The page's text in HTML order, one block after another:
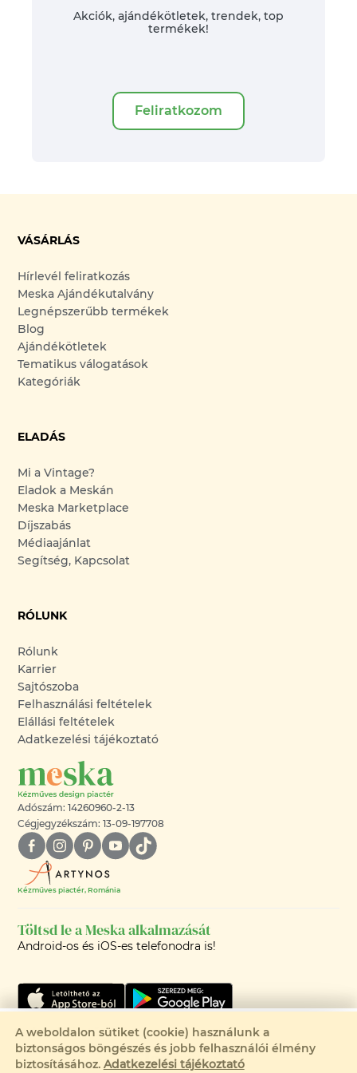
Csak 1 elérhető
Eladva
Akciók, ajándékötletek, trendek, top
termékek!
Feliratkozom
VÁSÁRLÁS
Hírlevél feliratkozás
Meska Ajándékutalvány
Legnépszerűbb termékek
Blog
Ajándékötletek
Tematikus válogatások
Kategóriák
ELADÁS
Mi a Vintage?
Eladok a Meskán
Meska Marketplace
Díjszabás
Médiaajánlat
Segítség, Kapcsolat
RÓLUNK
Rólunk
Karrier
Sajtószoba
Felhasználási feltételek
Elállási feltételek
Adatkezelési tájékoztató
Adószám: 14260960-2-13
Cégjegyzékszám: 13-09-197708
Kézműves piactér, Románia
Töltsd le a Meska alkalmazását
Android-os és iOS-es telefonodra is!
©2008-2026 - MESKA.HU -
A weboldalon sütiket (cookie) használunk a
biztonságos böngészés és jobb felhasználói élmény
biztosításához. Adatkezelési tájékoztató